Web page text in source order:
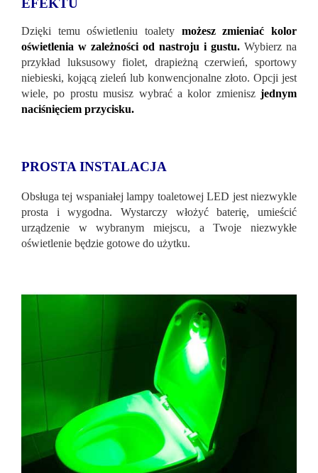
EFEKTU
Dzięki temu oświetleniu toalety możesz zmieniać kolor
oświetlenia w zależności od nastroju i gustu. Wybierz na
przykład luksusowy fiolet, drapieżną czerwień, sportowy
niebieski, kojącą zieleń lub konwencjonalne złoto. Opcji jest
wiele, po prostu musisz wybrać a kolor zmienisz jednym
naciśnięciem przycisku.
PROSTA INSTALACJA
Obsługa tej wspaniałej lampy toaletowej LED jest niezwykle
prosta i wygodna. Wystarczy włożyć baterię, umieścić
urządzenie w wybranym miejscu, a Twoje niezwykłe
oświetlenie będzie gotowe do użytku.